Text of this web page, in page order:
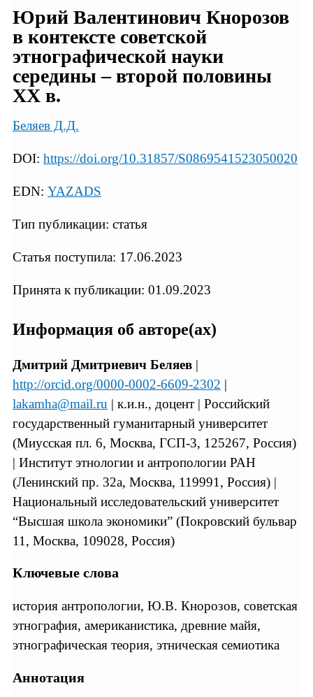
Юрий Валентинович Кнорозов
в контексте советской
этнографической науки
середины – второй половины
ХХ в.
Беляев Д.Д.
DOI: https://doi.org/10.31857/S0869541523050020
EDN: YAZADS
Тип публикации: статья
Статья поступила: 17.06.2023
Принята к публикации: 01.09.2023
Информация об авторе(ах)
Дмитрий Дмитриевич Беляев |
http://orcid.org/0000-0002-6609-2302 |
lakamha@mail.ru | к.и.н., доцент | Российский
государственный гуманитарный университет
(Миусская пл. 6, Москва, ГСП-3, 125267, Россия)
| Институт этнологии и антропологии РАН
(Ленинский пр. 32а, Москва, 119991, Россия) |
Национальный исследовательский университет
“Высшая школа экономики” (Покровский бульвар
11, Москва, 109028, Россия)
Ключевые слова
история антропологии, Ю.В. Кнорозов, советская
этнография, американистика, древние майя,
этнографическая теория, этническая семиотика
Аннотация